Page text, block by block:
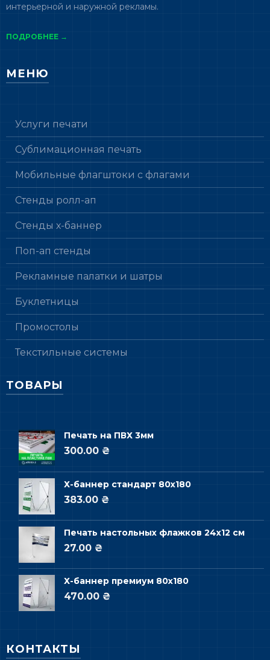
интерьерной и наружной рекламы.
ПОДРОБНЕЕ →
МЕНЮ
Услуги печати
Сублимационная печать
Мобильные флагштоки с флагами
Стенды ролл-ап
Стенды х-баннер
Поп-ап стенды
Рекламные палатки и шатры
Буклетницы
Промостолы
Текстильные системы
ТОВАРЫ
Печать на ПВХ 3мм
300.00 ₴
Х-баннер стандарт 80х180
383.00 ₴
Печать настольных флажков 24х12 см
27.00 ₴
Х-баннер премиум 80х180
470.00 ₴
КОНТАКТЫ